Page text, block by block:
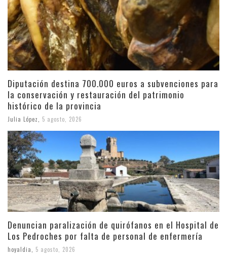
Diputación destina 700.000 euros a subvenciones para
la conservación y restauración del patrimonio
histórico de la provincia
Julia López 5 agosto, 2026
Denuncian paralización de quirófanos en el Hospital de
Los Pedroches por falta de personal de enfermería
hoyaldia 5 agosto, 2026